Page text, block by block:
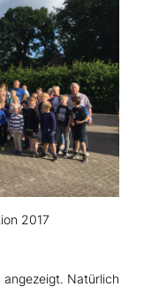
2017
angezeigt. Natürlich